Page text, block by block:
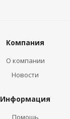
Компания
О компании
Новости
Информация
Помощь